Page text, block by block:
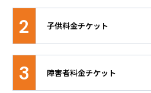
メンテナンス実施のお知らせ
【先行販売の情報更新】観
します！
競技特性や会場規模をもと
す。
2 子供料金チケット
セッション開催日時点で15
ただく場合がございます。
に、子供料金を設定。ご家
3 障害者料金チケット